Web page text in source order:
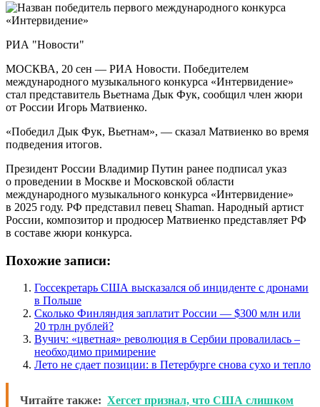
РИА "Новости"
МОСКВА, 20 сен — РИА Новости. Победителем
международного музыкального конкурса «Интервидение»
стал представитель Вьетнама Дык Фук, сообщил член жюри
от России Игорь Матвиенко.
«Победил Дык Фук, Вьетнам», — сказал Матвиенко во время
подведения итогов.
Президент России Владимир Путин ранее подписал указ
о проведении в Москве и Московской области
международного музыкального конкурса «Интервидение»
в 2025 году. РФ представил певец Shaman. Народный артист
России, композитор и продюсер Матвиенко представляет РФ
в составе жюри конкурса.
Похожие записи:
Госсекретарь США высказался об инциденте с дронами
в Польше
Сколько Финляндия заплатит России — $300 млн или
20 трлн рублей?
Вучич: «цветная» революция в Сербии провалилась –
необходимо примирение
Лето не сдает позиции: в Петербурге снова сухо и тепло
Читайте также: Хегсет признал, что США слишком